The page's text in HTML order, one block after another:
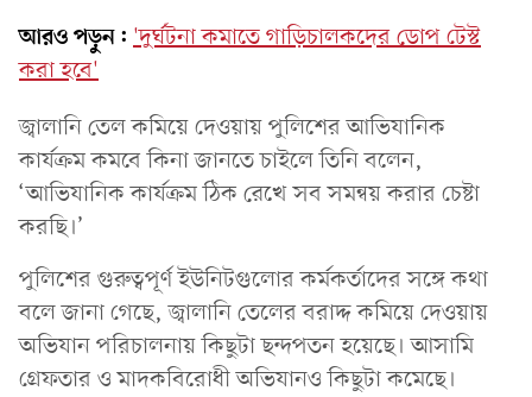
আরও পড়ুন: 'দুর্ঘটনা কমাতে গাড়িচালকদের ডোপ টেস্ট
করা হবে'
জ্বালানি তেল কমিয়ে দেওয়ায় পুলিশের আভিযানিক
কার্যক্রম কমবে কিনা জানতে চাইলে তিনি বলেন,
‘আভিযানিক কার্যক্রম ঠিক রেখে সব সমন্বয় করার চেষ্টা
করছি।’
পুলিশের গুরুত্বপূর্ণ ইউনিটগুলোর কর্মকর্তাদের সঙ্গে কথা
বলে জানা গেছে, জ্বালানি তেলের বরাদ্দ কমিয়ে দেওয়ায়
অভিযান পরিচালনায় কিছুটা ছন্দপতন হয়েছে। আসামি
গ্রেফতার ও মাদকবিরোধী অভিযানও কিছুটা কমেছে।